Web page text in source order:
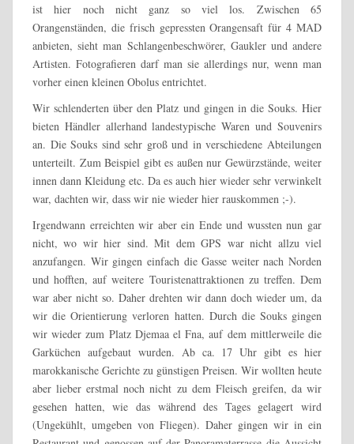
ist hier noch nicht ganz so viel los. Zwischen 65
Orangenständen, die frisch gepressten Orangensaft für 4 MAD
anbieten, sieht man Schlangenbeschwörer, Gaukler und andere
Artisten. Fotografieren darf man sie allerdings nur, wenn man
vorher einen kleinen Obolus entrichtet.
Wir schlenderten über den Platz und gingen in die Souks. Hier
bieten Händler allerhand landestypische Waren und Souvenirs
an. Die Souks sind sehr groß und in verschiedene Abteilungen
unterteilt. Zum Beispiel gibt es außen nur Gewürzstände, weiter
innen dann Kleidung etc. Da es auch hier wieder sehr verwinkelt
war, dachten wir, dass wir nie wieder hier rauskommen ;-).
Irgendwann erreichten wir aber ein Ende und wussten nun gar
nicht, wo wir hier sind. Mit dem GPS war nicht allzu viel
anzufangen. Wir gingen einfach die Gasse weiter nach Norden
und hofften, auf weitere Touristenattraktionen zu treffen. Dem
war aber nicht so. Daher drehten wir dann doch wieder um, da
wir die Orientierung verloren hatten. Durch die Souks gingen
wir wieder zum Platz Djemaa el Fna, auf dem mittlerweile die
Garküchen aufgebaut wurden. Ab ca. 17 Uhr gibt es hier
marokkanische Gerichte zu günstigen Preisen. Wir wollten heute
aber lieber erstmal noch nicht zu dem Fleisch greifen, da wir
gesehen hatten, wie das während des Tages gelagert wird
(Ungekühlt, umgeben von Fliegen). Daher gingen wir in ein